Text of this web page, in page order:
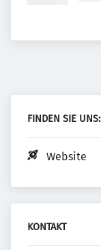
FINDEN SIE UNS:
Website
KONTAKT